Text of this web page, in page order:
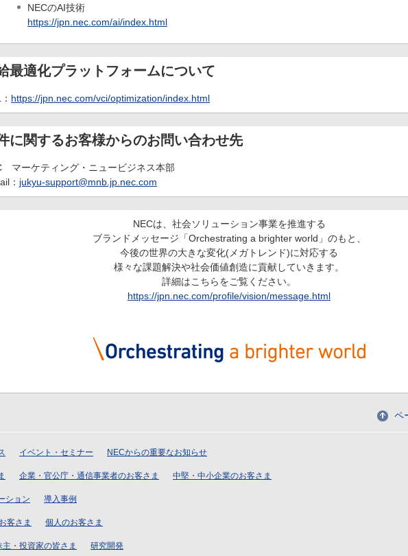
NECのAI技術
https://jpn.nec.com/ai/index.html
最適化プラットフォームについて
https://jpn.nec.com/vci/optimization/index.html
に関するお客様からのお問い合わせ先
マーケティング・ニュービジネス本部
： jukyu-support@mnb.jp.nec.com
NECは、社会ソリューション事業を推進する
ブランドメッセージ「Orchestrating a brighter world」のもと、
今後の世界の大きな変化(メガトレンド)に対応する
様々な課題解決や社会価値創造に貢献していきます。
詳細はこちらをご覧ください。
https://jpn.nec.com/profile/vision/message.html
ペ
イベント・セミナー NECからの重要なお知らせ
企業・官公庁・通信事業者のお客さま 中堅・中小企業のお客さま
ション 導入事例
客さま 個人のお客さま
主・投資家の皆さま 研究開発